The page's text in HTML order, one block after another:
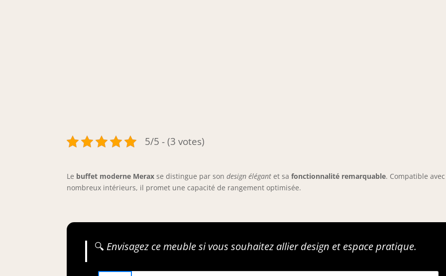
5/5 - (3 votes)
Le buffet moderne Merax se distingue par sondesign élégant et safonctionnalité remarquable. Compatible
nombreux intérieurs, il promet une capacité de rangement optimisée.
🔍 Envisagez ce meuble si vous souhaitez allier design et espace pratique.